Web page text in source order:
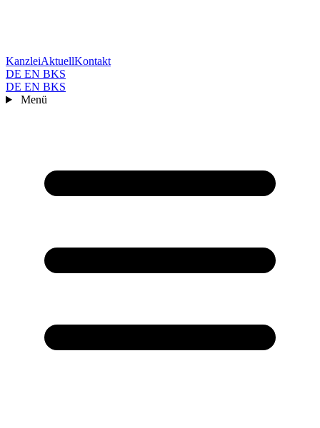
KanzleiAktuellKontakt
DE EN BKS
DE EN BKS
Menü